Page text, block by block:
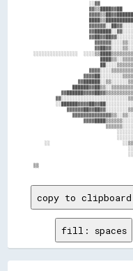
░░░░░░░░░░░░░░░░
░░
copy to clipboard
fill: spaces